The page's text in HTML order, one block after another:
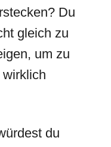
Du
gleich zu
um zu
du